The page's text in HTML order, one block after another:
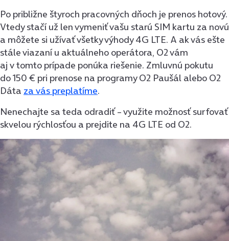
Po približne štyroch pracovných dňoch je prenos hotový.
Vtedy stačí už len vymeniť vašu starú SIM kartu za novú
a môžete si užívať všetky výhody 4G LTE. A ak vás ešte
stále viazaní u aktuálneho operátora, O2 vám
aj v tomto prípade ponúka riešenie. Zmluvnú pokutu
do 150 € pri prenose na programy O2 Paušál alebo O2
Dáta za vás preplatíme.
Nenechajte sa teda odradiť – využite možnosť surfovať
skvelou rýchlosťou a prejdite na 4G LTE od O2.